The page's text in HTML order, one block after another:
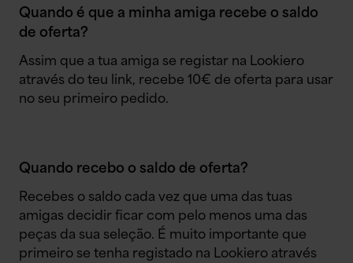
Quando é que a minha amiga recebe o saldo
de oferta?
Assim que a tua amiga se registar na Lookiero
através do teu link, recebe 10€ de oferta para usar
no seu primeiro pedido.
Quando recebo o saldo de oferta?
Recebes o saldo cada vez que uma das tuas
amigas decidir ficar com pelo menos uma das
peças da sua seleção. É muito importante que
primeiro se tenha registado na Lookiero através